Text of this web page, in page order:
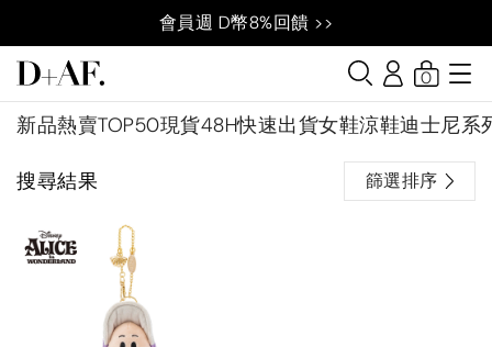
會員週 D幣8%回饋 >>
新品熱賣TOP50現貨48H快速出貨女鞋涼鞋迪士尼系
0
搜尋結果 篩選排序